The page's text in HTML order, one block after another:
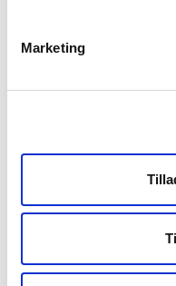
Marketing
Pillefyr og